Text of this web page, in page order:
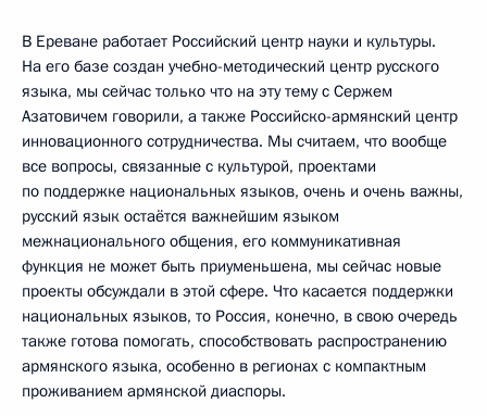
В Ереване работает Российский центр науки и культуры.
На его базе создан учебно-методический центр русского
языка, мы сейчас только что на эту тему с Сержем
Азатовичем говорили, а также Российско-армянский центр
инновационного сотрудничества. Мы считаем, что вообще
все вопросы, связанные с культурой, проектами
по поддержке национальных языков, очень и очень важны,
русский язык остаётся важнейшим языком
межнационального общения, его коммуникативная
функция не может быть приуменьшена, мы сейчас новые
проекты обсуждали в этой сфере. Что касается поддержки
национальных языков, то Россия, конечно, в свою очередь
также готова помогать, способствовать распространению
армянского языка, особенно в регионах с компактным
проживанием армянской диаспоры.